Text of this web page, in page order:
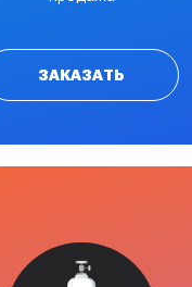
ЗАКАЗАТЬ